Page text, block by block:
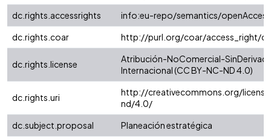
dc.rights.accessrights
info:eu-repo/semantics/openAccess
dc.rights.coar
http://purl.org/coar/access_right/
dc.rights.license
Atribución-NoComercial-
Internacional (CC BY-NC-ND 4.0)
dc.rights.uri
http://creativecommons.org/
nd/4.0/
dc.subject.proposal
Planeación estratégica